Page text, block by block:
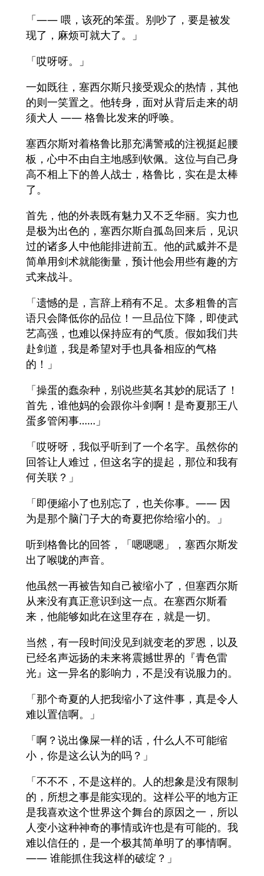
「—— 喂，该死的笨蛋。别吵了，要是被发
现了，麻烦可就大了。」
「哎呀呀。」
一如既往，塞西尔斯只接受观众的热情，其他
的则一笑置之。他转身，面对从背后走来的胡
须犬人 —— 格鲁比发来的呼唤。
塞西尔斯对着格鲁比那充满警戒的注视挺起腰
板，心中不由自主地感到钦佩。这位与自己身
高不相上下的兽人战士，格鲁比，实在是太棒
了。
首先，他的外表既有魅力又不乏华丽。实力也
是极为出色的，塞西尔斯自孤岛回来后，见识
过的诸多人中他能排进前五。他的武威并不是
简单用剑术就能衡量，预计他会用些有趣的方
式来战斗。
「遗憾的是，言辞上稍有不足。太多粗鲁的言
语只会降低你的品位！一旦品位下降，即使武
艺高强，也难以保持应有的气质。假如我们共
赴剑道，我是希望对手也具备相应的气格
的！」
「操蛋的蠢杂种，别说些莫名其妙的屁话了！
首先，谁他妈的会跟你斗剑啊！是奇夏那王八
蛋多管闲事……」
「哎呀呀，我似乎听到了一个名字。虽然你的
回答让人难过，但这名字的提起，那位和我有
何关联？」
「即便縮小了也别忘了，也关你事。—— 因
为是那个脑门子大的奇夏把你给缩小的。」
听到格鲁比的回答，「嗯嗯嗯」，塞西尔斯发
出了喉咙的声音。
他虽然一再被告知自己被缩小了，但塞西尔斯
从来没有真正意识到这一点。在塞西尔斯看
来，他能够如此在这里存在，就是一切。
当然，有一段时间没见到就变老的罗恩，以及
已经名声远扬的未来将震撼世界的『青色雷
光』这一异名的影响力，不是没有说服力的。
「那个奇夏的人把我缩小了这件事，真是令人
难以置信啊。」
「啊？说出像屎一样的话，什么人不可能缩
小，你是这么认为的吗？」
「不不不，不是这样的。人的想象是没有限制
的，所想之事是能实现的。这样公平的地方正
是我喜欢这个世界这个舞台的原因之一，所以
人变小这种神奇的事情或许也是有可能的。我
难以信任的，是一个极其简单明了的事情啊。
—— 谁能抓住我这样的破绽？」